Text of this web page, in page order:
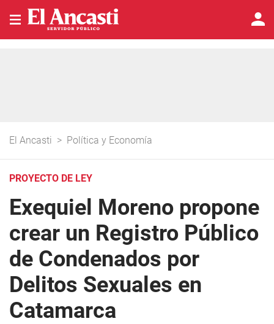
El Ancasti > Política y Economía
PROYECTO DE LEY
Exequiel Moreno propone
crear un Registro Público
de Condenados por
Delitos Sexuales en
Catamarca